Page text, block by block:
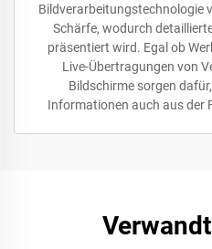
Bildverarbeitungstechnologie
Schärfe, wodurch
präsentiert wird. Egal ob
Live-Übertragungen von
Bildschirme sorgen
Informationen auch aus der